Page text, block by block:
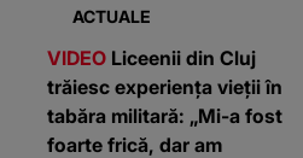
ACTUALE
VIDEO Liceenii din Cluj
trăiesc experiența vieții în
tabăra militară: „Mi-a fost
foarte frică, dar am